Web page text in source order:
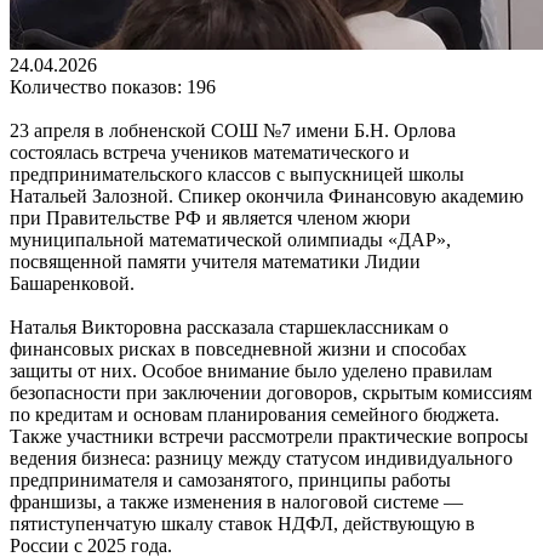
24.04.2026
Количество показов: 196
23 апреля в лобненской СОШ №7 имени Б.Н. Орлова
состоялась встреча учеников математического и
предпринимательского классов с выпускницей школы
Натальей Залозной. Спикер окончила Финансовую академию
при Правительстве РФ и является членом жюри
муниципальной математической олимпиады «ДАР»,
посвященной памяти учителя математики Лидии
Башаренковой.
Наталья Викторовна рассказала старшеклассникам о
финансовых рисках в повседневной жизни и способах
защиты от них. Особое внимание было уделено правилам
безопасности при заключении договоров, скрытым комиссиям
по кредитам и основам планирования семейного бюджета.
Также участники встречи рассмотрели практические вопросы
ведения бизнеса: разницу между статусом индивидуального
предпринимателя и самозанятого, принципы работы
франшизы, а также изменения в налоговой системе —
пятиступенчатую шкалу ставок НДФЛ, действующую в
России с 2025 года.